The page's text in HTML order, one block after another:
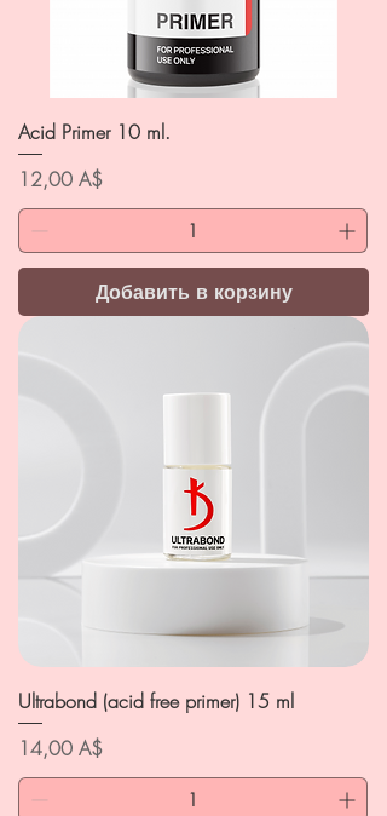
Acid Primer 10 ml.
Цена
12,00 A$
Добавить в корзину
Ultrabond (acid free primer) 15 ml
Цена
14,00 A$